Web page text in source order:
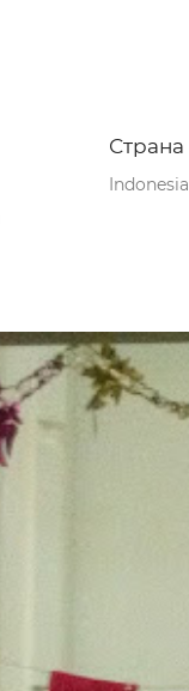
Страна
Indonesia
0 153